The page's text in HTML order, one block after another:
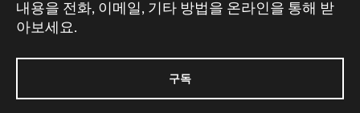
내용을 전화, 이메일, 기타 방법을 온라인을 통해 받
아보세요.
구독